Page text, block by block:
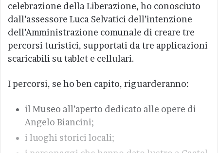
celebrazione della Liberazione, ho conosciuto
dall’assessore Luca Selvatici dell’intenzione
dell’Amministrazione comunale di creare tre
percorsi turistici, supportati da tre applicazioni
scaricabili su tablet e cellulari.
I percorsi, se ho ben capito, riguarderanno:
il Museo all’aperto dedicato alle opere di
Angelo Biancini;
i luoghi storici locali;